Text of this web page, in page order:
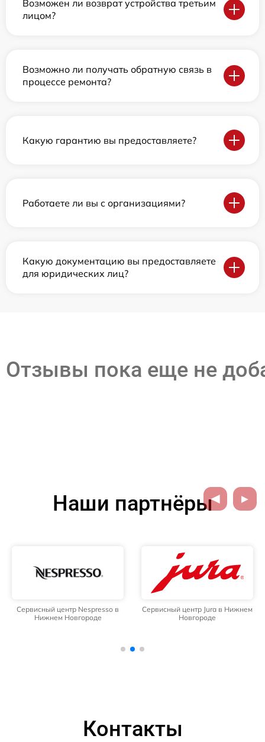
Возможен ли возврат устройства третьим
лицом?
Возможно ли получать обратную связь в
процессе ремонта?
Какую гарантию вы предоставляете?
Работаете ли вы с организациями?
Какую документацию вы предоставляете
для юридических лиц?
Отзывы пока еще не
Наши партнёры
Сервисный центр Nespresso в
Нижнем Новгороде
Сервисный центр Jura в Нижнем
Новгороде
Контакты